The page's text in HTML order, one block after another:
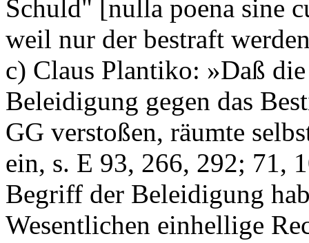
Schuld" [nulla poena sine
weil nur der bestraft
c) Claus Plantiko: »Daß
Beleidigung gegen das
GG verstoßen, räumte
ein, s. E 93, 266, 292; 71,
Begriff der Beleidigung
Wesentlichen einhellige